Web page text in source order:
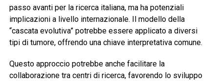
passo avanti per la ricerca italiana, ma ha potenziali
implicazioni a livello internazionale. Il modello della
“cascata evolutiva” potrebbe essere applicato a diversi
tipi di tumore, offrendo una chiave interpretativa comune.
Questo approccio potrebbe anche facilitare la
collaborazione tra centri di ricerca, favorendo lo sviluppo